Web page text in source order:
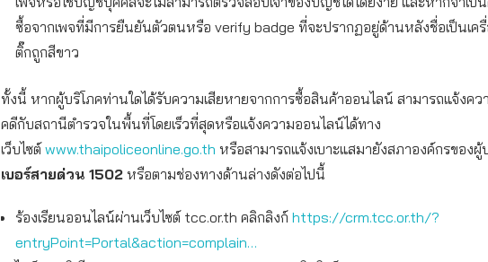
ซื้อจากเพจที่มีการยืนยันตัวตนหรือ verify badge ที่จะปรากฏอยู่ด้านหลังชื่อเป็นเค
ติ๊กถูกสีขาว
ทั้งนี้ หากผู้บริโภคท่านใดได้รับความเสียหายจากการซื้อสินค้าออนไลน์ สามารถแจ้งคว
คดีกับสถานีตำรวจในพื้นที่โดยเร็วที่สุดหรือแจ้งความออนไลน์ได้ทาง
เว็บไซต์ www.thaipoliceonline.go.th หรือสามารถแจ้งเบาะแสมายังสภาองค์กรของผู้
เบอร์สายด่วน 1502 หรือตามช่องทางด้านล่างดังต่อไปนี้
ร้องเรียนออนไลน์ผ่านเว็บไซต์ tcc.or.th คลิกลิงก์ https://crm.tcc.or.th/?
entryPoint=Portal&action=complain…